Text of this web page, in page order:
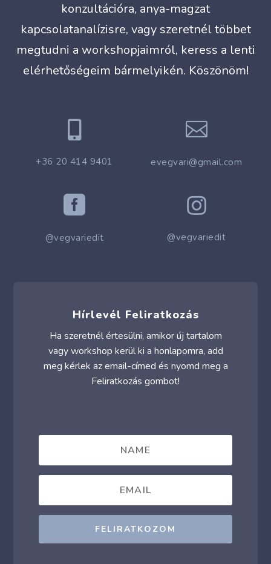
konzultációra, anya-magzat
kapcsolatanalízisre, vagy szeretnél többet
megtudni a workshopjaimról, keress a lenti
elérhetőségeim bármelyikén. Köszönöm!

+36 20 414 9401

evegvari@gmail.com

@vegvariedit

@vegvariedit
Hírlevél Feliratkozás
Ha szeretnél értesülni, amikor új tartalom
vagy workshop kerül ki a honlapomra, add
meg kérlek az email-címed és nyomd meg a
Feliratkozás gombot!
FELIRATKOZOM